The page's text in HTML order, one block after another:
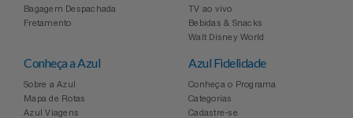
Bagagem Despachada
Fretamento
TV ao vivo
Bebidas & Snacks
Walt Disney World
Conheça a Azul
Sobre a Azul
Mapa de Rotas
Azul Viagens
Azul Fidelidade
Conheça o Programa
Categorias
Cadastre-se